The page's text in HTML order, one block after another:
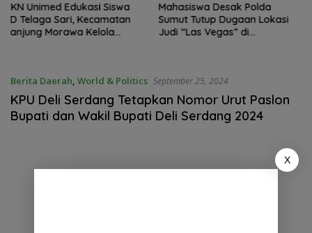
Mahasiswa Desak Polda
Sumut Tutup Dugaan Lokasi
Judi “Las Vegas” di
Praktik Perjudian Dadu putar
dan tembak ikan,
Binjai, Mahasiswa
Berita Daerah, World & Politics September 25, 2024
KPU Deli Serdang Tetapkan Nomor Urut Paslon
Bupati dan Wakil Bupati Deli Serdang 2024
X